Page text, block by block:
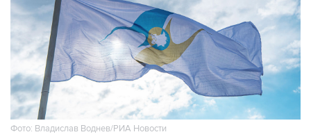
Фото: Владислав Воднев/РИА Новости